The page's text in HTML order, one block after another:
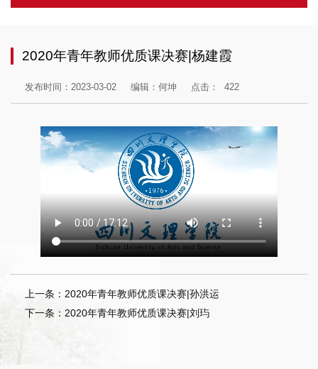
2020年青年教师优质课决赛|杨建霞
发布时间：2023-03-02 编辑：何坤 点击： 422
上一条：2020年青年教师优质课决赛|孙洪运
下一条：2020年青年教师优质课决赛|刘玙